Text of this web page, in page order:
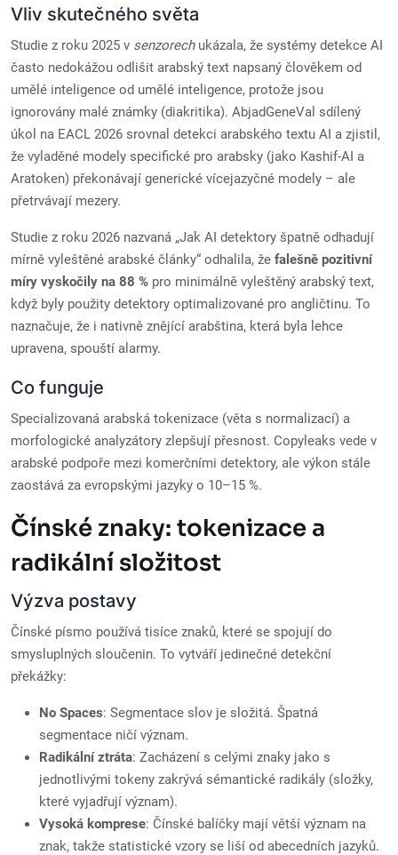
Vliv skutečného světa
Studie z roku 2025 v senzorechukázala, že systémy detekce AI
často nedokážou odlišit arabský text napsaný člověkem od
umělé inteligence od umělé inteligence, protože jsou
ignorovány malé známky (diakritika). AbjadGeneVal sdílený
úkol na EACL 2026 srovnal detekci arabského textu AI a zjistil,
že vyladěné modely specifické pro arabsky (jako Kashif-AI a
Aratoken) překonávají generické vícejazyčné modely – ale
přetrvávají mezery.
Studie z roku 2026 nazvaná „Jak AI detektory špatně odhadují
mírně vyleštěné arabské články“ odhalila, že falešně pozitivní
míry vyskočily na 88 % pro minimálně vyleštěný arabský text,
když byly použity detektory optimalizované pro angličtinu. To
naznačuje, že i nativně znějící arabština, která byla lehce
upravena, spouští alarmy.
Co funguje
Specializovaná arabská tokenizace (věta s normalizací) a
morfologické analyzátory zlepšují přesnost. Copyleaks vede v
arabské podpoře mezi komerčními detektory, ale výkon stále
zaostává za evropskými jazyky o 10–15 %.
Čínské znaky: tokenizace a
radikální složitost
Výzva postavy
Čínské písmo používá tisíce znaků, které se spojují do
smysluplných sloučenin. To vytváří jedinečné detekční
překážky:
No Spaces: Segmentace slov je složitá. Špatná
segmentace ničí význam.
Radikální ztráta: Zacházení s celými znaky jako s
jednotlivými tokeny zakrývá sémantické radikály (složky,
které vyjadřují význam).
Vysoká komprese: Čínské balíčky mají větší význam na
znak, takže statistické vzory se liší od abecedních jazyků.